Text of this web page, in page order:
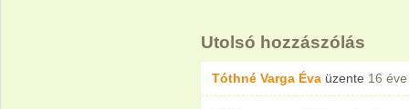
Utolsó hozzászólás
Tóthné Varga Éva üzente 16 éve